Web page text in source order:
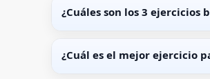
¿Cuáles son los 3 ejercicios
¿Cuál es el mejor ejercicio